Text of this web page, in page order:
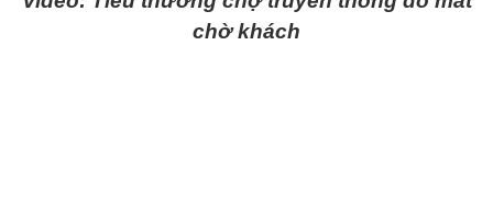
chờ khách